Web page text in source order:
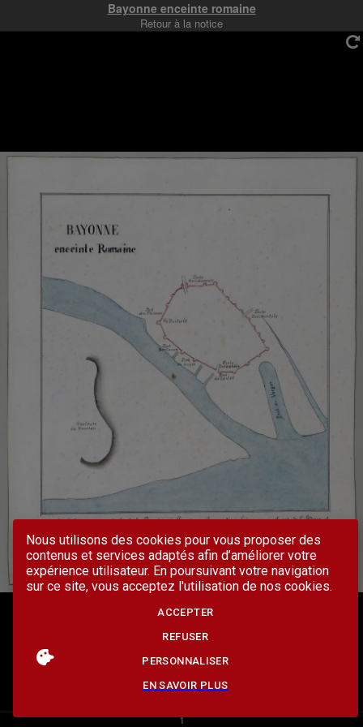
Nous utilisons des cookies pour vous proposer des
contenus et services adaptés afin d’améliorer votre
expérience utilisateur. En poursuivant votre navigation
sur ce site, vous acceptez l'utilisation de nos cookies.
ACCEPTER
REFUSER
PERSONNALISER
EN SAVOIR PLUS